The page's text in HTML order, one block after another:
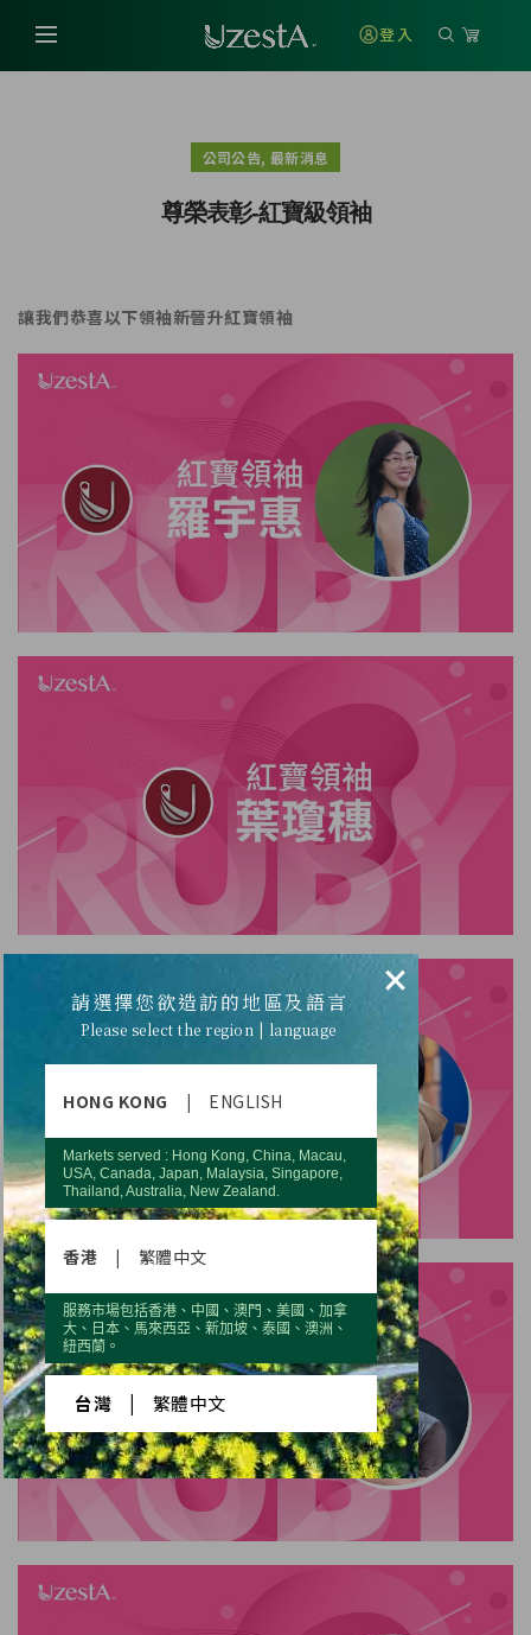
登入
公司公告, 最新消息
尊榮表彰-紅寶級領袖
讓我們恭喜以下領袖新晉升紅寶領袖
×
請選擇您欲造訪的地區及語言
Please select the region | language
HONG KONG | ENGLISH
Markets served : Hong Kong, China, Macau,
USA, Canada, Japan, Malaysia, Singapore,
Thailand, Australia, New Zealand.
香港 | 繁體中文
服務市場包括香港、中國、澳門、美國、加拿
大、日本、馬來西亞、新加坡、泰國、澳洲、
紐西蘭。
台灣 繁體中文